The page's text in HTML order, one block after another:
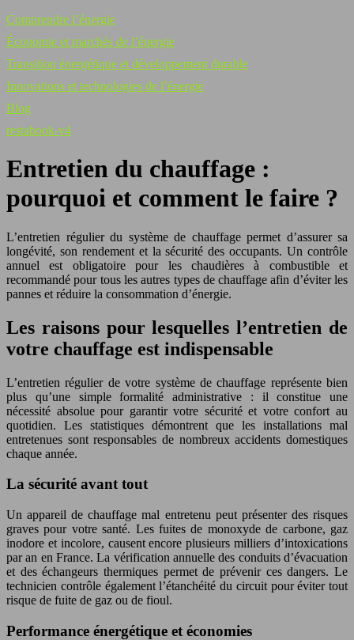
Comprendre l’énergie
Économie et marchés de l’énergie
Transition énergétique et développement durable
Innovations et technologies de l’énergie
Blog
restabook-v4
Entretien du chauffage :
pourquoi et comment le faire ?
L’entretien régulier du système de chauffage permet d’assurer sa
longévité, son rendement et la sécurité des occupants. Un contrôle
annuel est obligatoire pour les chaudières à combustible et
recommandé pour tous les autres types de chauffage afin d’éviter les
pannes et réduire la consommation d’énergie.
Les raisons pour lesquelles l’entretien de
votre chauffage est indispensable
L’entretien régulier de votre système de chauffage représente bien
plus qu’une simple formalité administrative : il constitue une
nécessité absolue pour garantir votre sécurité et votre confort au
quotidien. Les statistiques démontrent que les installations mal
entretenues sont responsables de nombreux accidents domestiques
chaque année.
La sécurité avant tout
Un appareil de chauffage mal entretenu peut présenter des risques
graves pour votre santé. Les fuites de monoxyde de carbone, gaz
inodore et incolore, causent encore plusieurs milliers d’intoxications
par an en France. La vérification annuelle des conduits d’évacuation
et des échangeurs thermiques permet de prévenir ces dangers. Le
technicien contrôle également l’étanchéité du circuit pour éviter tout
risque de fuite de gaz ou de fioul.
Performance énergétique et économies